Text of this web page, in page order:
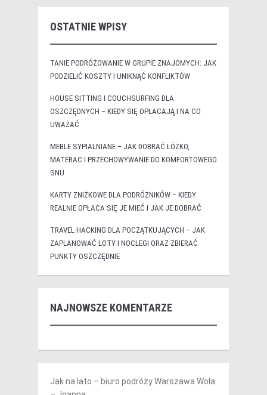
OSTATNIE WPISY
TANIE PODRÓŻOWANIE W GRUPIE ZNAJOMYCH: JAK
PODZIELIĆ KOSZTY I UNIKNĄĆ KONFLIKTÓW
HOUSE SITTING I COUCHSURFING DLA
OSZCZĘDNYCH – KIEDY SIĘ OPŁACAJĄ I NA CO
UWAŻAĆ
MEBLE SYPIALNIANE – JAK DOBRAĆ ŁÓŻKO,
MATERAC I PRZECHOWYWANIE DO KOMFORTOWEGO
SNU
KARTY ZNIŻKOWE DLA PODRÓŻNIKÓW – KIEDY
REALNIE OPŁACA SIĘ JE MIEĆ I JAK JE DOBRAĆ
TRAVEL HACKING DLA POCZĄTKUJĄCYCH – JAK
ZAPLANOWAĆ LOTY I NOCLEGI ORAZ ZBIERAĆ
PUNKTY OSZCZĘDNIE
NAJNOWSZE KOMENTARZE
Jak na lato – biuro podróży Warszawa Wola